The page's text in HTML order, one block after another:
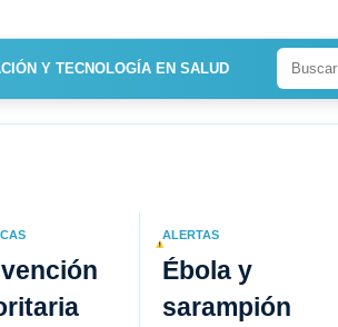
Y TECNOLOGÍA EN SALUD
ALERTAS
Ébola y
sarampión